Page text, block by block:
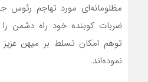
مظلومانه‌ای مورد تهاجم رئوس
ضربات کوبنده خود راه دشمن را
توهم امکان تسلط بر میهن
نموده‌اند.